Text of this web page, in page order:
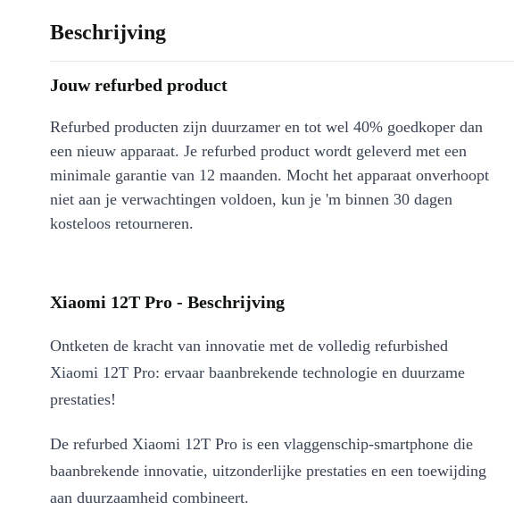
Beschrijving
Jouw refurbed product
Refurbed producten zijn duurzamer en tot wel 40% goedkoper dan
een nieuw apparaat. Je refurbed product wordt geleverd met een
minimale garantie van 12 maanden. Mocht het apparaat onverhoopt
niet aan je verwachtingen voldoen, kun je 'm binnen 30 dagen
kosteloos retourneren.
Xiaomi 12T Pro - Beschrijving
Ontketen de kracht van innovatie met de volledig refurbished
Xiaomi 12T Pro: ervaar baanbrekende technologie en duurzame
prestaties!
De refurbed Xiaomi 12T Pro is een vlaggenschip-smartphone die
baanbrekende innovatie, uitzonderlijke prestaties en een toewijding
aan duurzaamheid combineert.